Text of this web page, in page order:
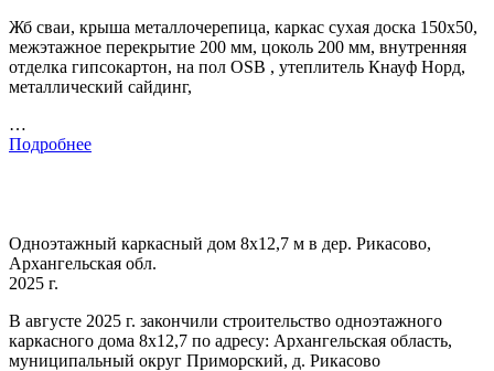
Жб сваи, крыша металлочерепица, каркас сухая доска 150х50,
межэтажное перекрытие 200 мм, цоколь 200 мм, внутренняя
отделка гипсокартон, на пол OSB , утеплитель Кнауф Норд,
металлический сайдинг,
…
Подробнее
Одноэтажный каркасный дом 8х12,7 м в дер. Рикасово,
Архангельская обл.
2025 г.
В августе 2025 г. закончили строительство одноэтажного
каркасного дома 8х12,7 по адресу: Архангельская область,
муниципальный округ Приморский, д. Рикасово